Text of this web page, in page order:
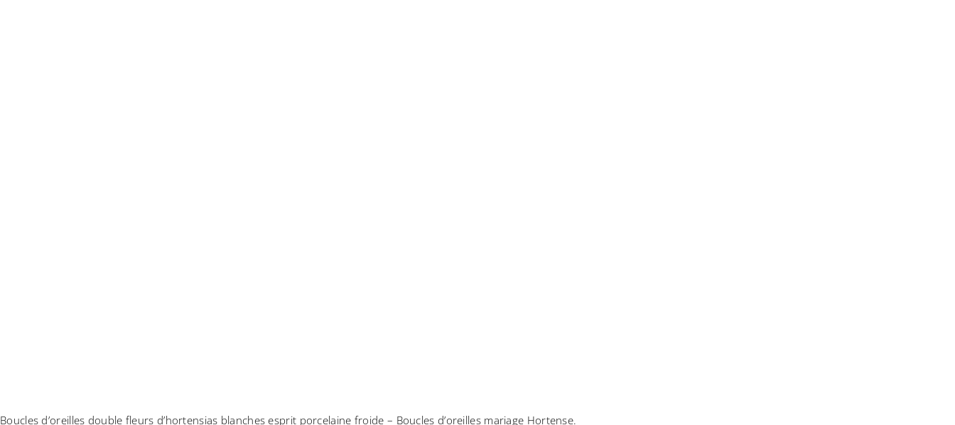
Boucles d’oreilles double fleurs d’hortensias blanches esprit porcelaine froide – Boucles d’oreilles mariage Hortense.